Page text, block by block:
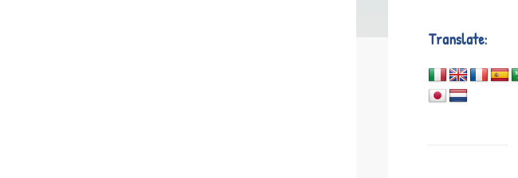
Translate: